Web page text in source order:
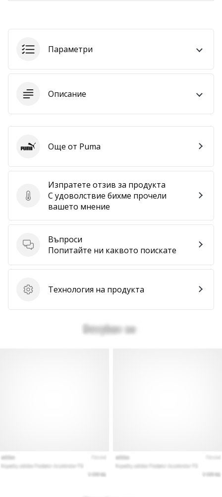
Параметри
Описание
Изпратете отзив за продукта
Изпратете отзив за продукта
С удоволствие бихме прочели
вашето мнение
Въпроси
Въпроси
Попитайте ни каквото поискате
Технология на продукта
Технология на продукта
PumaОще от Puma